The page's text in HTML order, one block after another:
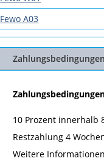
Fewo A03
Zahlungsbedingungen
10 Prozent innerhalb
Restzahlung 4
Weitere